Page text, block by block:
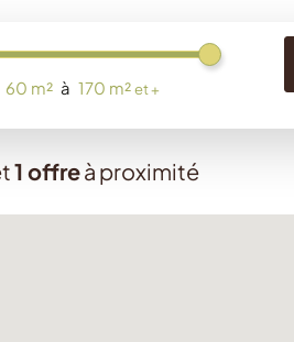
60 m² à 170 m²et +
1 offreà proximité